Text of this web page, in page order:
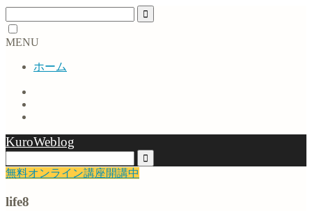
MENU
ホーム
KuroWeblog
無料オンライン講座開講中
life8